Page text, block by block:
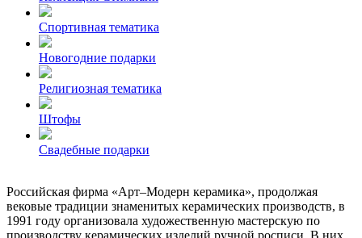
Спортивная тематика
Новогодние подарки
Религиозная тематика
Штофы
Свадебные подарки
Российская фирма «Арт–Модерн керамика», продолжая
вековые традиции знаменитых керамических производств, в
1991 году организовала художественную мастерскую по
производству керамических изделий ручной росписи. В них